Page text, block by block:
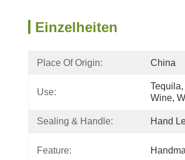
Einzelheiten
Place Of Origin: China
Use:
Wine,
Sealing & Handle: Hand
Feature: